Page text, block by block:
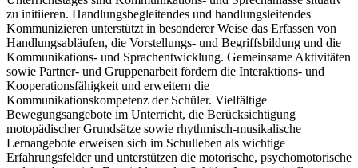
zu initiieren. Handlungsbegleitendes und handlungsleitendes
Kommunizieren unterstützt in besonderer Weise das Erfassen von
Handlungsabläufen, die Vorstellungs- und Begriffsbildung und die
Kommunikations- und Sprachentwicklung. Gemeinsame Aktivitäten
sowie Partner- und Gruppenarbeit fördern die Interaktions- und
Kooperationsfähigkeit und erweitern die
Kommunikationskompetenz der Schüler. Vielfältige
Bewegungsangebote im Unterricht, die Berücksichtigung
motopädischer Grundsätze sowie rhythmisch-musikalische
Lernangebote erweisen sich im Schulleben als wichtige
Erfahrungsfelder und unterstützen die motorische, psychomotorische